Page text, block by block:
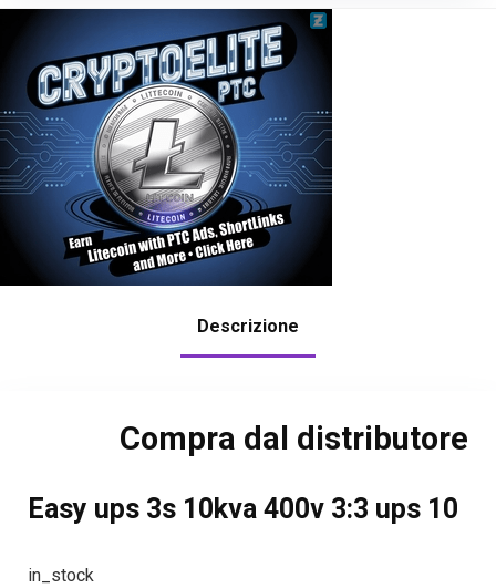
Descrizione
Compra dal distributore
Easy ups 3s 10kva 400v 3:3 ups 10
in_stock